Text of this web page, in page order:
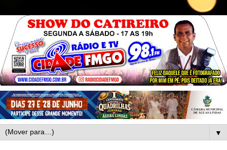
▼